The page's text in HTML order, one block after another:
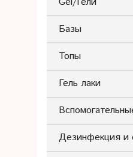
Базы
Топы
Гель лаки
Дезинфекция и